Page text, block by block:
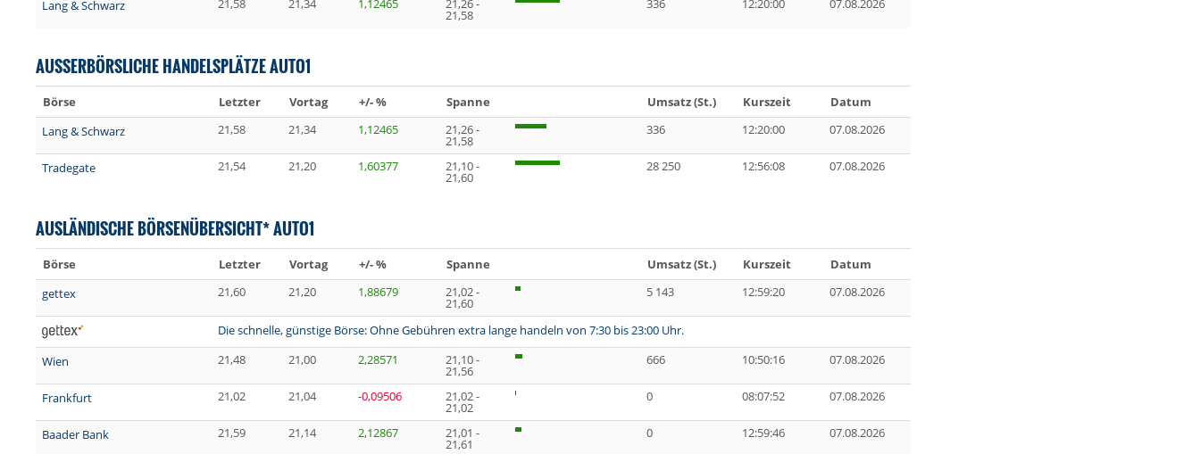
Lang & Schwarz
21,58 21,34 1,12465 21,26 -
21,58
336 12:20:00 07.08.2026
AUSSERBÖRSLICHE HANDELSPLÄTZE AUTO1
Börse Letzter Vortag +/- % Spanne Umsatz (St.) Kurszeit
Datum
Lang & Schwarz
21,58 21,34 1,12465 21,26 -
21,58
336 12:20:00 07.08.2026
Tradegate 21,54 21,20 1,60377 21,10 -
21,60
28 250 12:56:08 07.08.2026
AUSLÄNDISCHE BÖRSENÜBERSICHT* AUTO1
Börse Letzter Vortag +/- % Spanne Umsatz (St.) Kurszeit
Datum
gettex
21,60 21,20 1,88679 21,02 -
21,60
5 143 12:59:20 07.08.2026
Die schnelle, günstige Börse: Ohne Gebühren extra lange handeln von 7:30 bis 23:00 Uhr.
Wien
21,48 21,00 2,28571 21,10 -
21,56
666 10:50:16 07.08.2026
Frankfurt 21,02 21,04 -0,09506 21,02 -
21,02
0 08:07:52 07.08.2026
Baader Bank 21,59 21,14 2,12867 21,01 -
21,61
0 12:59:46 07.08.2026